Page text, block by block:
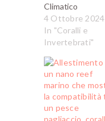
Climatico
4 Ottobre 2024
In "Coralli e
Invertebrati"